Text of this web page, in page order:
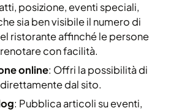
posizione, eventi speciali,
sia ben visibile il numero di
ristorante affinché le persone
con facilità.
online: Offri la possibilità di
dal sito.
: Pubblica articoli su eventi,